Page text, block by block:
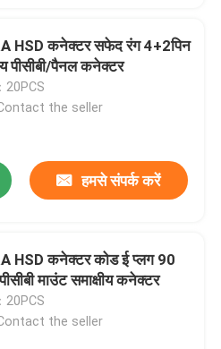
HSD कनेक्टर सफेद रंग 4+2पिन
पीसीबी/पैनल कनेक्टर
20PCS
the seller
हमसे संपर्क करें
HSD कनेक्टर कोड ई प्लग 90
माउंट समाक्षीय कनेक्टर
20PCS
the seller